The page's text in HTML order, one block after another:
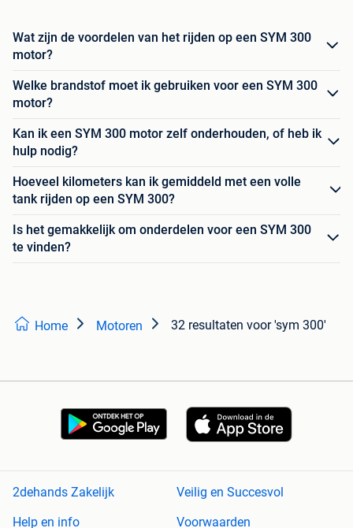
Wat zijn de voordelen van het rijden op een SYM 300
motor?
Welke brandstof moet ik gebruiken voor een SYM 300
motor?
Kan ik een SYM 300 motor zelf onderhouden, of heb ik
hulp nodig?
Hoeveel kilometers kan ik gemiddeld met een volle
tank rijden op een SYM 300?
Is het gemakkelijk om onderdelen voor een SYM 300
te vinden?
Home Motoren 32 resultaten voor 'sym 300'
2dehands Zakelijk
Veilig en Succesvol
Help en info
Voorwaarden